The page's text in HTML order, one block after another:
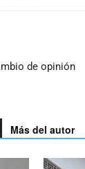
de opinión
Más del autor